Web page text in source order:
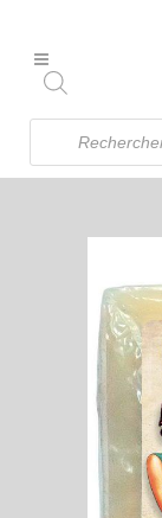
Recherche
produits